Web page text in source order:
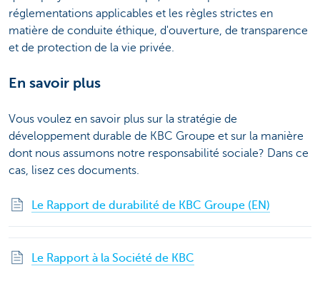
réglementations applicables et les règles strictes en
matière de conduite éthique, d'ouverture, de transparence
et de protection de la vie privée.
En savoir plus
Vous voulez en savoir plus sur la stratégie de
développement durable de KBC Groupe et sur la manière
dont nous assumons notre responsabilité sociale? Dans ce
cas, lisez ces documents.
Le Rapport de durabilité de KBC Groupe (EN)
Le Rapport à la Société de KBC